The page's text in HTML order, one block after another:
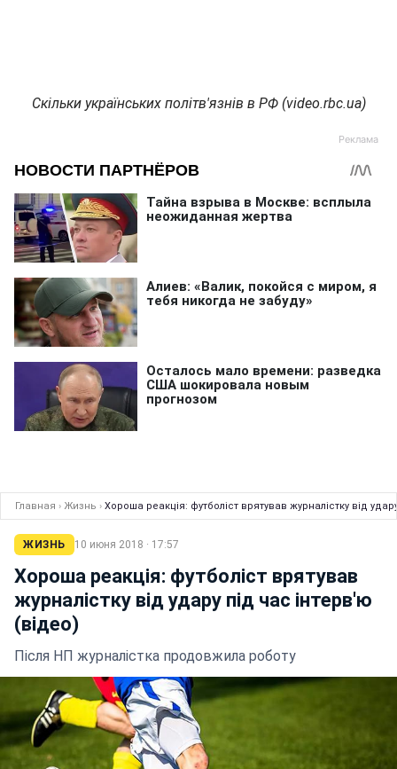
Скільки українських політв'язнів в РФ (video.rbc.ua)
Главная › Жизнь › Хороша реакція: футболіст врятував журналістку від
ЖИЗНЬ 10 июня 2018 · 17:57
Хороша реакція: футболіст врятував
журналістку від удару під час інтерв'ю
(відео)
Після НП журналістка продовжила роботу